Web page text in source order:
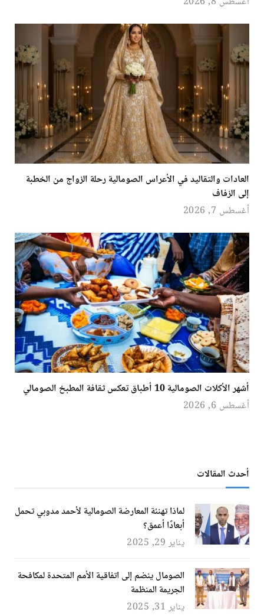
العادات والتقاليد في الأعراس الصومالية رحلة الزواج من الخطبة
إلى الزفاف
أغسطس 7, 2026
أشهر الأكلات الصومالية 10 أطباق تعكس ثقافة المطبخ الصومالي
أغسطس 6, 2026
أحدث المقالات
لماذا تهنئة المعارضة الصومالية لأحمد مدوبي تحمل
أبعادًا أعمق؟
يناير 29, 2025
الصومال ينضم إلى اتفاقية الأمم المتحدة لمكافحة
الجريمة المنظمة
يناير 31, 2025